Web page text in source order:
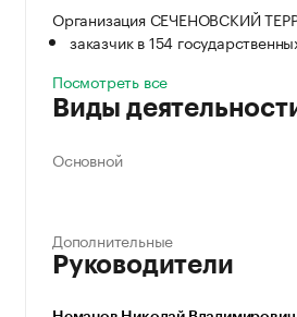
Организация СЕЧЕНОВСКИЙ
заказчик в 154
Посмотреть все
Виды
Основной
Дополнительные
Руководители